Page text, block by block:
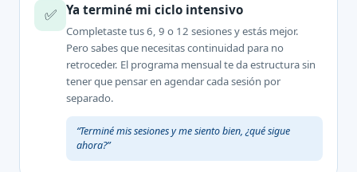
✅ Ya terminé mi ciclo intensivo
Completaste tus 6, 9 o 12 sesiones y estás mejor.
Pero sabes que necesitas continuidad para no
retroceder. El programa mensual te da estructura sin
tener que pensar en agendar cada sesión por
separado.
“Terminé mis sesiones y me siento bien, ¿qué sigue
ahora?”